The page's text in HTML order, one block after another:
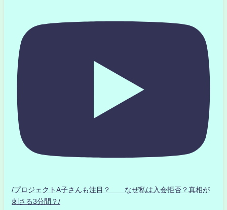
/プロジェクトA子さんも注目？ なぜ私は入会拒否？真相が
刺さる3分間？/